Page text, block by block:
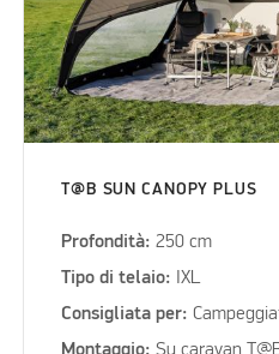
T@B SUN CANOPY PLUS
Profondità:250 cm
Tipo di telaio: IXL
Consigliata per: